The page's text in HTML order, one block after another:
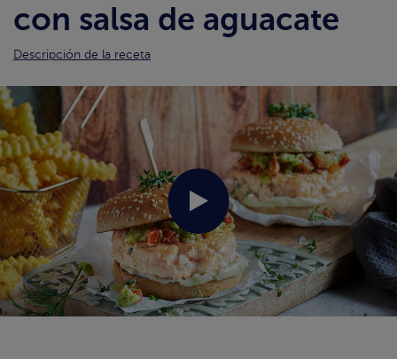
con salsa de aguacate
Descripción de la receta